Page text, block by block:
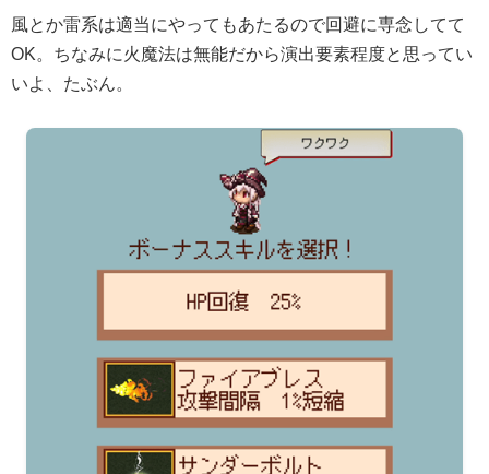
風とか雷系は適当にやってもあたるので回避に専念してて
OK。ちなみに火魔法は無能だから演出要素程度と思ってい
いよ、たぶん。